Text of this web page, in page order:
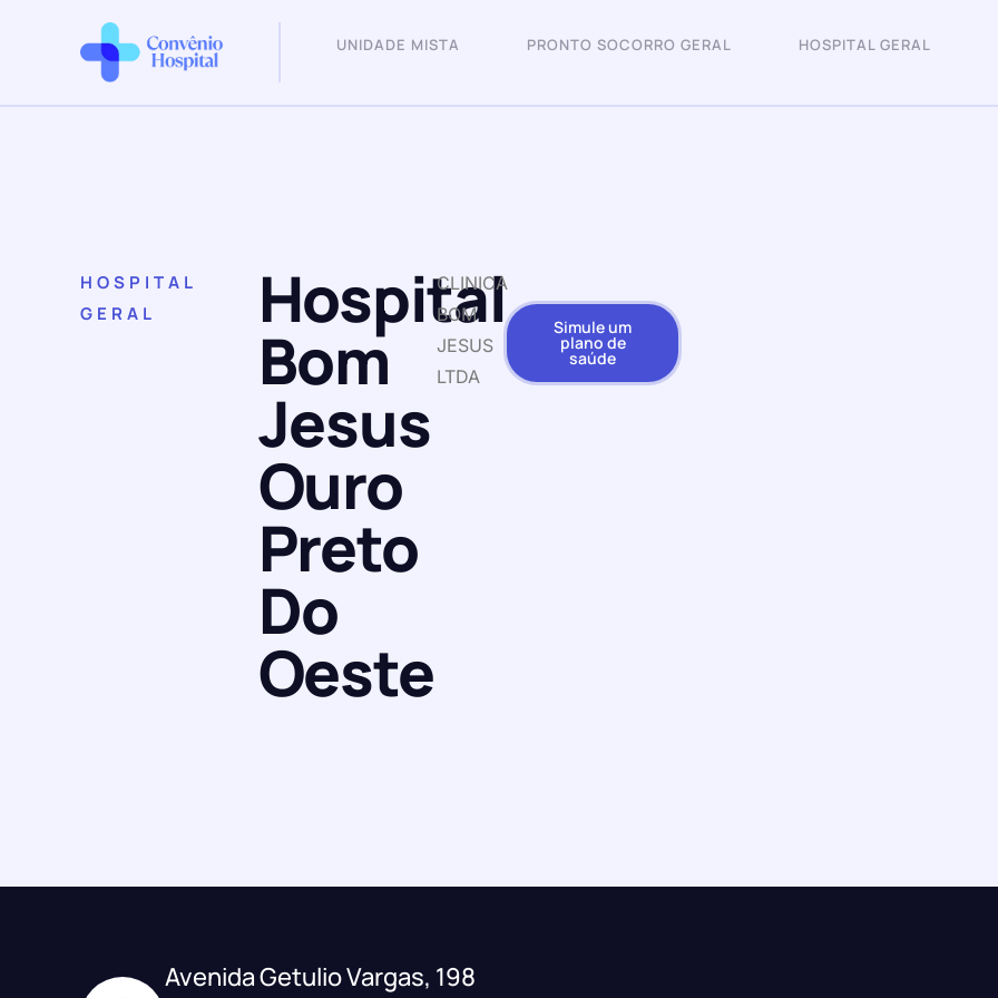
UNIDADE MISTA PRONTO SOCORRO GERAL HOSPITAL GERAL
HOSPITAL
GERAL
Hospital
Bom
Jesus
Ouro
Preto
Do
Oeste
CLINICA
BOM
JESUS
LTDA
Simule um
plano de
saúde
Avenida Getulio Vargas, 198